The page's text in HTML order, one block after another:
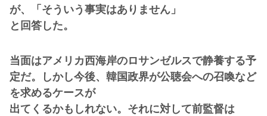
が、「そういう事実はありません」
と回答した。
当面はアメリカ西海岸のロサンゼルスで静養する予
定だ。しかし今後、韓国政界が公聴会への召喚など
を求めるケースが
出てくるかもしれない。それに対して前監督は